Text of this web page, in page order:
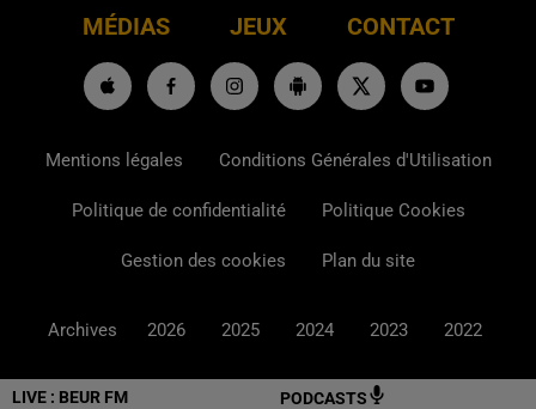
LIVE : BEUR FM PODCASTS
MÉDIAS JEUX CONTACT
Mentions légales Conditions Générales d'Utilisation
Politique de confidentialité Politique Cookies
Gestion des cookies Plan du site
Archives 2026 2025 2024 2023 2022